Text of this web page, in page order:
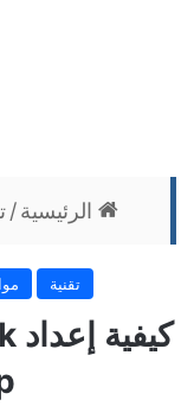
الرئيسية /
تقنية